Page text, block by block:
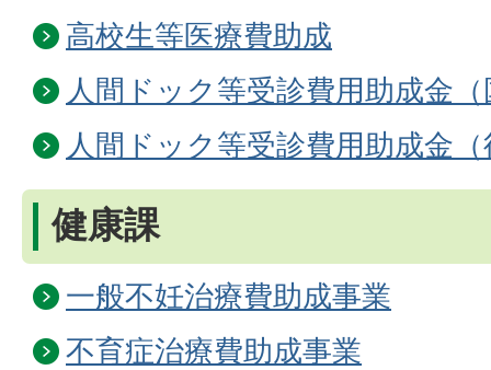
高校生等医療費助成
人間ドック等受診費用助成金
人間ドック等受診費用助成金
健康課
一般不妊治療費助成事業
不育症治療費助成事業